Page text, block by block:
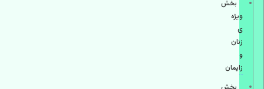
بخش
ویژه
ی
زنان
و
زایمان